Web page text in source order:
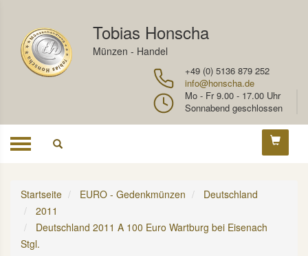
Tobias Honscha
Münzen - Handel
+49 (0) 5136 879 252
info@honscha.de
Mo - Fr 9.00 - 17.00 Uhr
Sonnabend geschlossen
Toggle
Startseite EURO - Gedenkmünzen
Deutschland
2011
Deutschland 2011 A 100 Euro Wartburg bei Eisenach
Stgl.